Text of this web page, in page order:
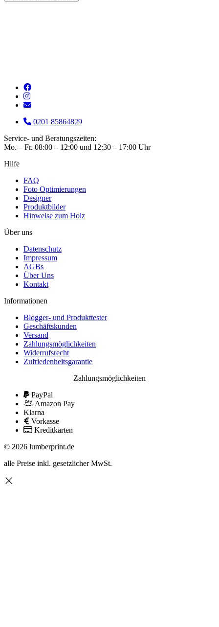
0201 85864829
Service- und Beratungszeiten:
Mo. – Fr. 08:00 – 12:00 und 12:30 – 17:00 Uhr
Hilfe
FAQ
Foto Optimierungen
Designer
Produktbilder
Hinweise zum Holz
Über uns
Datenschutz
Impressum
AGBs
Über Uns
Kontakt
Informationen
Blogger- und Produkttester
Geschäftskunden
Versand
Zahlungsmöglichkeiten
Widerrufsrecht
Zufriedenheitsgarantie
Zahlungsmöglichkeiten
PayPal
Amazon Pay
Klarna
Vorkasse
Kreditkarten
© 2026 lumberprint.de
alle Preise inkl. gesetzlicher MwSt.